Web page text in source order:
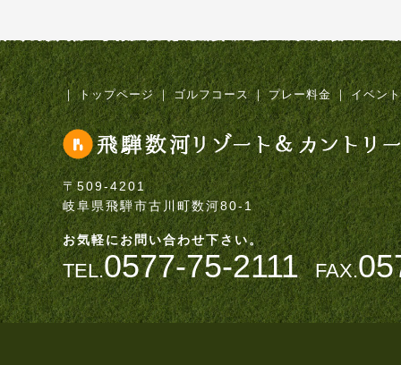
｜ トップページ ｜ ゴルフコース ｜ プレー料金 ｜ イベン
〒509-4201
岐阜県飛騨市古川町数河80-1
お気軽にお問い合わせ下さい。
TEL.0577-75-2111 FAX.